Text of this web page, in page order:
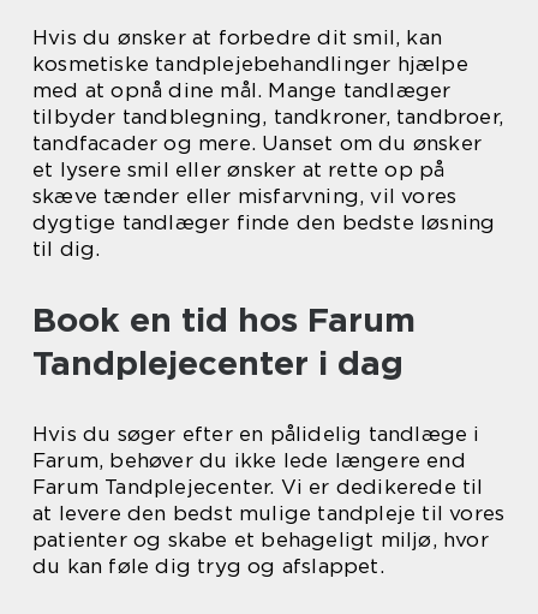
Hvis du ønsker at forbedre dit smil, kan
kosmetiske tandplejebehandlinger hjælpe
med at opnå dine mål. Mange tandlæger
tilbyder tandblegning, tandkroner, tandbroer,
tandfacader og mere. Uanset om du ønsker
et lysere smil eller ønsker at rette op på
skæve tænder eller misfarvning, vil vores
dygtige tandlæger finde den bedste løsning
til dig.
Book en tid hos Farum
Tandplejecenter i dag
Hvis du søger efter en pålidelig tandlæge i
Farum, behøver du ikke lede længere end
Farum Tandplejecenter. Vi er dedikerede til
at levere den bedst mulige tandpleje til vores
patienter og skabe et behageligt miljø, hvor
du kan føle dig tryg og afslappet.